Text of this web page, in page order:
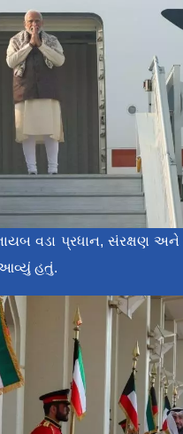
વડા પ્રધાન, સંરક્ષણ
આવ્યું હતું.